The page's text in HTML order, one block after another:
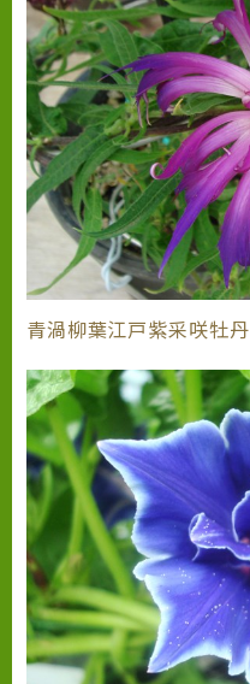
青渦柳葉江戸紫采咲牡丹